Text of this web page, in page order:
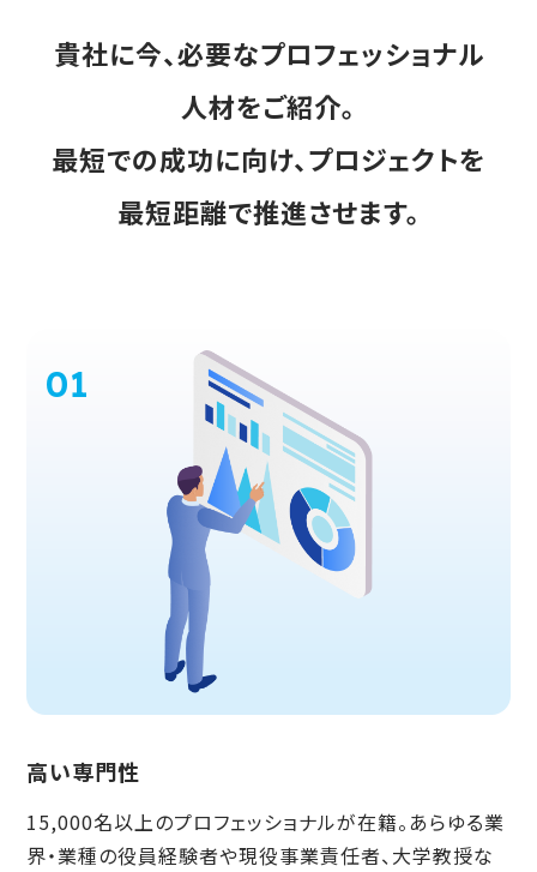
貴社に今、必要なプロフェッショナル
人材をご紹介。
最短での成功に向け、プロジェクトを
最短距離で推進させます。
高い専門性
15,000名以上のプロフェッショナルが在籍。あらゆる業
界・業種の役員経験者や現役事業責任者、大学教授な